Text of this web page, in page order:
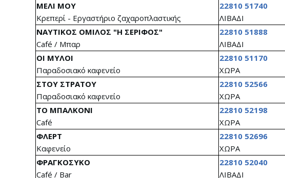
ΜΕΛΙ ΜΟΥ
Κρεπερί - Εργαστήριο ζαχαροπλαστικής
22810 51740
ΛΙΒΑΔΙ
ΝΑΥΤΙΚΟΣ ΟΜΙΛΟΣ "Η ΣΕΡΙΦΟΣ"
Café / Μπαρ
22810 51888
ΛΙΒΑΔΙ
ΟΙ ΜΥΛΟΙ
Παραδοσιακό καφενείο
22810 51170
ΧΩΡΑ
ΣΤΟΥ ΣΤΡΑΤΟΥ
Παραδοσιακό καφενείο
22810 52566
ΧΩΡΑ
ΤΟ ΜΠΑΛΚΟΝΙ
Café
22810 52198
ΧΩΡΑ
ΦΛΕΡΤ
Καφενείο
22810 52696
ΧΩΡΑ
ΦΡΑΓΚΟΣΥΚΟ
Café / Bar
22810 52040
ΛΙΒΑΔΙ